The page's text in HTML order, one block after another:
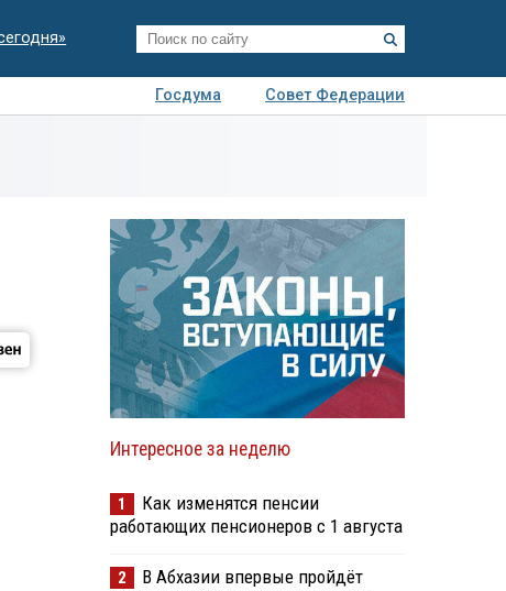
Госдума
Совет Федерации
Интересное за неделю
1
Как изменятся пенсии
работающих пенсионеров с 1 августа
2
В Абхазии впервые пройдёт